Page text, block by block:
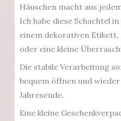
Häuschen macht aus
Ich habe diese Schachtel
einem dekorativen Etikett,
oder eine kleine
Die stabile Verarbeitung
bequem öffnen und
Jahresende.
Eine kleine